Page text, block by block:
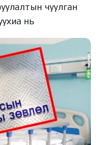
чуулган
байгаагийн нэгэн буухиа нь